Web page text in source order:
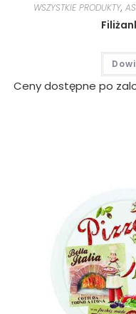
WSZYSTKIE PRODUKTY,
Ceny dostępne po